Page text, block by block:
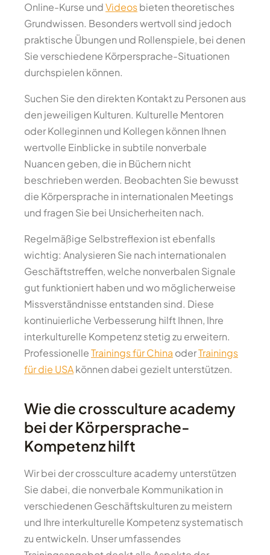
Online-Kurse undVideosbieten theoretisches
Grundwissen. Besonders wertvoll sind jedoch
praktische Übungen und Rollenspiele, bei denen
Sie verschiedene Körpersprache-Situationen
durchspielen können.
Suchen Sie den direkten Kontakt zu Personen aus
den jeweiligen Kulturen. Kulturelle Mentoren
oder Kolleginnen und Kollegen können Ihnen
wertvolle Einblicke in subtile nonverbale
Nuancen geben, die in Büchern nicht
beschrieben werden. Beobachten Sie bewusst
die Körpersprache in internationalen Meetings
und fragen Sie bei Unsicherheiten nach.
Regelmäßige Selbstreflexion ist ebenfalls
wichtig: Analysieren Sie nach internationalen
Geschäftstreffen, welche nonverbalen Signale
gut funktioniert haben und wo möglicherweise
Missverständnisse entstanden sind. Diese
kontinuierliche Verbesserung hilft Ihnen, Ihre
interkulturelle Kompetenz stetig zu erweitern.
ProfessionelleTrainings für China oderTrainings
für die USAkönnen dabei gezielt unterstützen.
Wie die crossculture academy
bei der Körpersprache-
Kompetenz hilft
Wir bei der crossculture academy unterstützen
Sie dabei, die nonverbale Kommunikation in
verschiedenen Geschäftskulturen zu meistern
und Ihre interkulturelle Kompetenz systematisch
zu entwickeln. Unser umfassendes